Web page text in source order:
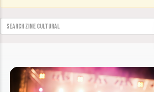
Search for: